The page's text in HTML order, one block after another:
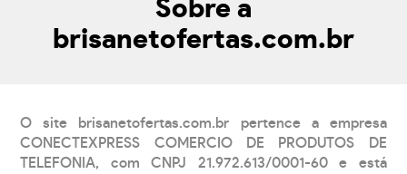
Sobre a
brisanetofertas.com.br
O site brisanetofertas.com.br pertence a empresa
CONECTEXPRESS COMERCIO DE PRODUTOS DE
TELEFONIA, com CNPJ 21.972.613/0001-60 e está